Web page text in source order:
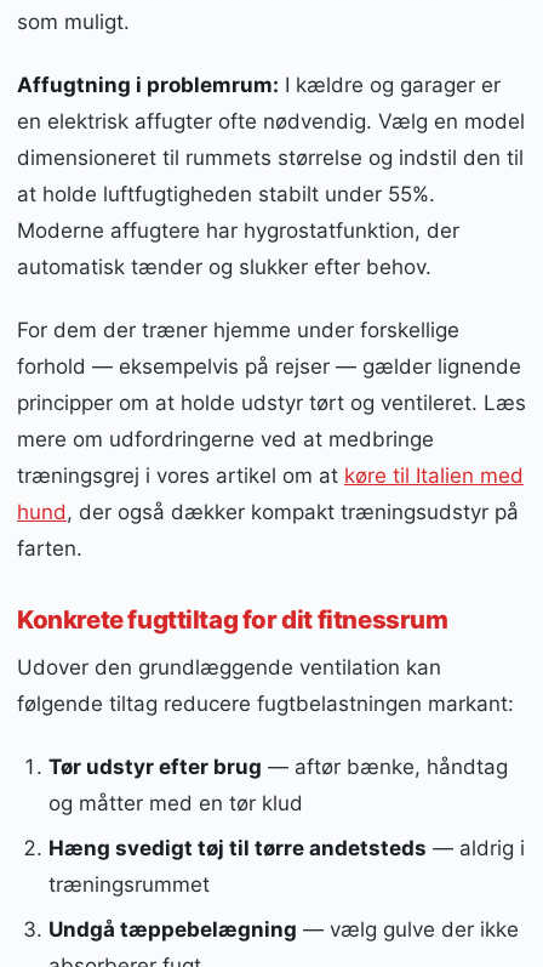
som muligt.
Affugtning i problemrum: I kældre og garager er
en elektrisk affugter ofte nødvendig. Vælg en model
dimensioneret til rummets størrelse og indstil den til
at holde luftfugtigheden stabilt under 55%.
Moderne affugtere har hygrostatfunktion, der
automatisk tænder og slukker efter behov.
For dem der træner hjemme under forskellige
forhold — eksempelvis på rejser — gælder lignende
principper om at holde udstyr tørt og ventileret. Læs
mere om udfordringerne ved at medbringe
træningsgrej i vores artikel om at køre til Italien med
hund, der også dækker kompakt træningsudstyr på
farten.
Konkrete fugttiltag for dit fitnessrum
Udover den grundlæggende ventilation kan
følgende tiltag reducere fugtbelastningen markant:
Tør udstyr efter brug — aftør bænke, håndtag
og måtter med en tør klud
Hæng svedigt tøj til tørre andetsteds — aldrig i
træningsrummet
Undgå tæppebelægning — vælg gulve der ikke